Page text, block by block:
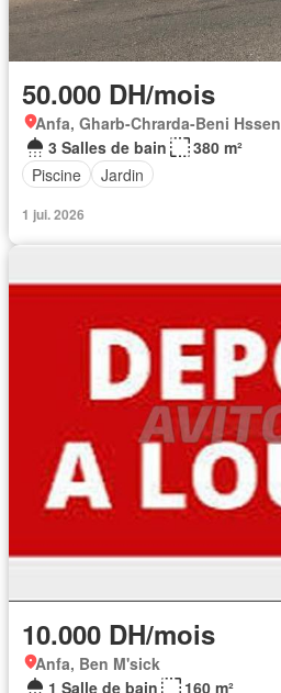
50.000 DH/mois
Anfa, Gharb-Chrarda-Beni Hssen
3 Salles de bain
380 m²
Piscine
Jardin
1 jui. 2026
10.000 DH/mois
Anfa, Ben M'sick
1 Salle de bain
160 m²